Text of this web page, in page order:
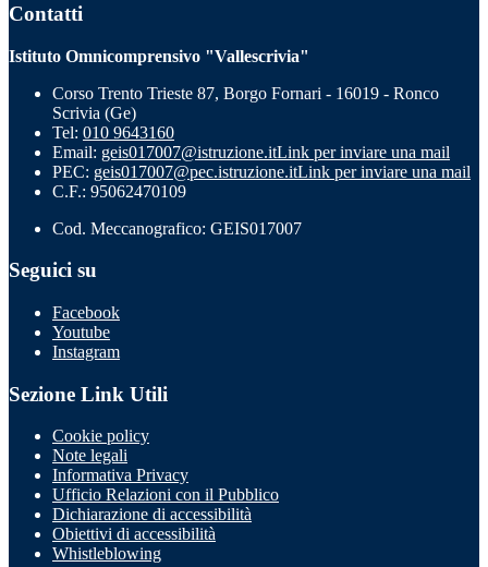
Contatti
Istituto Omnicomprensivo "Vallescrivia"
Corso Trento Trieste 87, Borgo Fornari - 16019 - Ronco
Scrivia (Ge)
Tel: 010 9643160
Email: geis017007@istruzione.itLink per inviare una mail
PEC: geis017007@pec.istruzione.itLink per inviare una mail
C.F.: 95062470109
Cod. Meccanografico: GEIS017007
Seguici su
Facebook
Youtube
Instagram
Sezione Link Utili
Cookie policy
Note legali
Informativa Privacy
Ufficio Relazioni con il Pubblico
Dichiarazione di accessibilità
Obiettivi di accessibilità
Whistleblowing